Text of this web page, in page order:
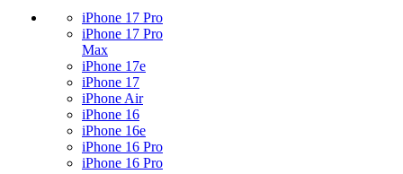
iPhone 17 Pro
iPhone 17 Pro
Max
iPhone 17e
iPhone 17
iPhone Air
iPhone 16
iPhone 16e
iPhone 16 Pro
iPhone 16 Pro